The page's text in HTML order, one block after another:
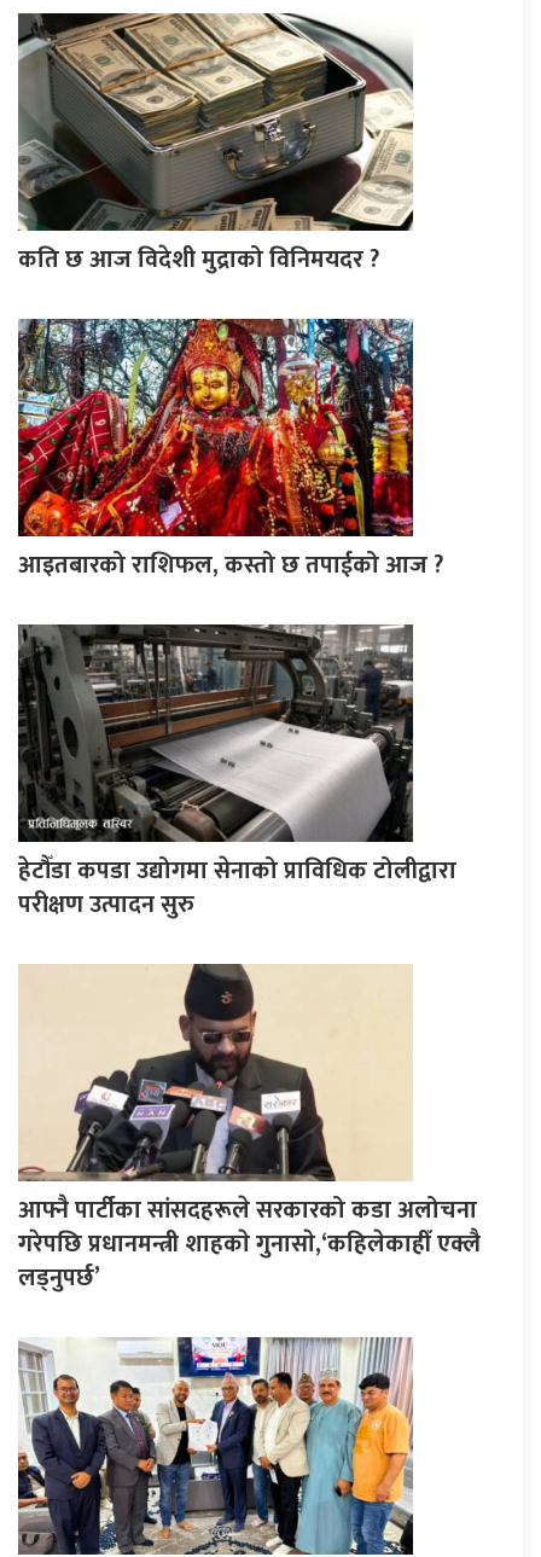
कति छ आज विदेशी मुद्राको विनिमयदर ?
आइतबारको राशिफल, कस्तो छ तपाईको आज ?
हेटौँडा कपडा उद्योगमा सेनाको प्राविधिक टोलीद्वारा
परीक्षण उत्पादन सुरु
आफ्नै पार्टीका सांसदहरूले सरकारको कडा अलोचना
गरेपछि प्रधानमन्त्री शाहकाे गुनासाे,‘कहिलेकाहीँ एक्लै
लड्नुपर्छ’